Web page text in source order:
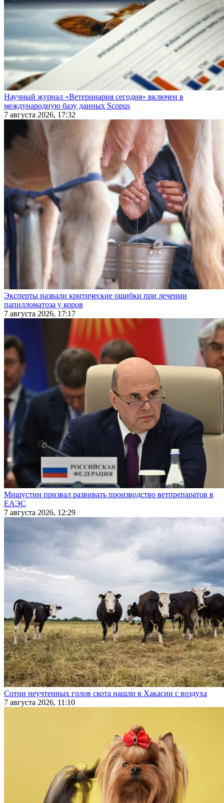
Научный журнал «Ветеринария сегодня» включен в
международную базу данных Scopus
7 августа 2026, 17:32
Эксперты назвали критические ошибки при лечении
папилломатоза у коров
7 августа 2026, 17:17
Мишустин призвал развивать производство ветпрепаратов в
ЕАЭС
7 августа 2026, 12:29
Сотни неучтенных голов скота нашли в Хакасии с воздуха
7 августа 2026, 11:10